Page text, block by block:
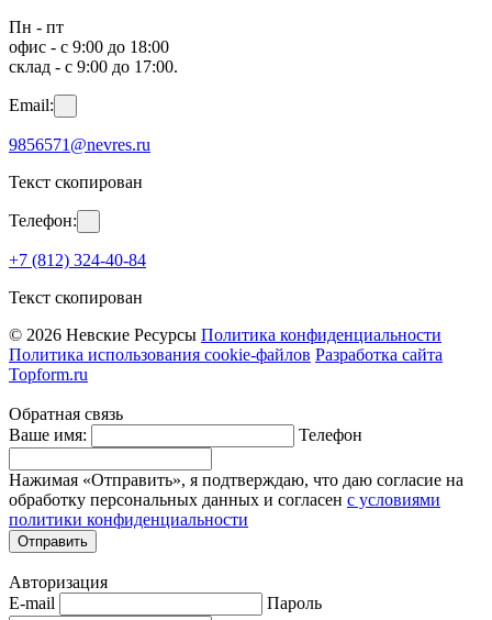
Пн - пт
офис - с 9:00 до 18:00
склад - с 9:00 до 17:00.
Email:
9856571@nevres.ru
Текст скопирован
Телефон:
+7 (812) 324-40-84
Текст скопирован
© 2026 Невские Ресурсы Политика конфиденциальности
Политика использования cookie-файлов Разработка сайта
Topform.ru
Обратная связь
Ваше имя:
Телефон
Нажимая «Отправить», я подтверждаю, что даю согласие на
обработку персональных данных и согласен с условиями
политики конфиденциальности
Отправить
Авторизация
E-mail
Пароль